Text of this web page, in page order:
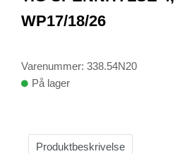
1WP17/18/26
Varenummer: 338.54N20
På lager
Produktbeskrivelse